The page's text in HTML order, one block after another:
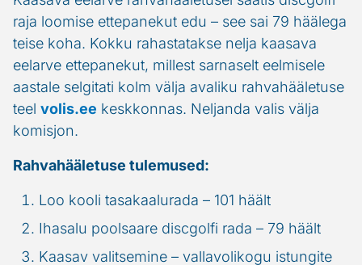
raja loomise ettepanekut edu – see sai 79 häälega
teise koha. Kokku rahastatakse nelja kaasava
eelarve ettepanekut, millest sarnaselt eelmisele
aastale selgitati kolm välja avaliku rahvahääletuse
teel volis.ee keskkonnas. Neljanda valis välja
komisjon.
Rahvahääletuse tulemused:
Loo kooli tasakaalurada – 101 häält
Ihasalu poolsaare discgolfi rada – 79 häält
Kaasav valitsemine – vallavolikogu istungite